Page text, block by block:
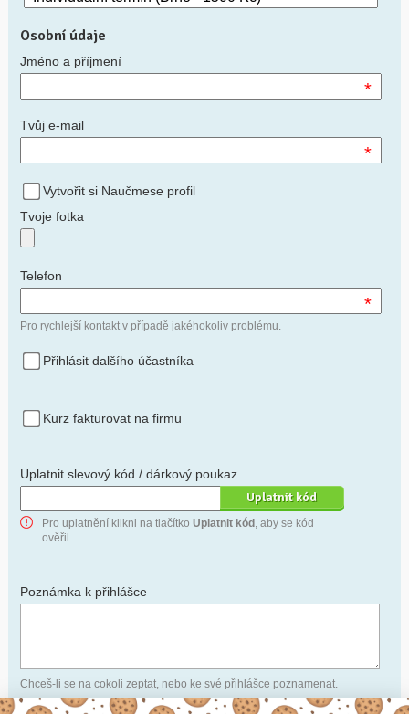
Osobní údaje
Jméno a příjmení
*
Tvůj e-mail
*
Vytvořit si Naučmese profil
Tvoje fotka
Telefon
*
Pro rychlejší kontakt v případě jakéhokoliv problému.
Přihlásit dalšího účastníka
Kurz fakturovat na firmu
Uplatnit slevový kód / dárkový poukaz
Pro uplatnění klikni na tlačítko Uplatnit kód , aby se kód
ověřil.
Poznámka k přihlášce
Chceš-li se na cokoli zeptat, nebo ke své přihlášce poznamenat.